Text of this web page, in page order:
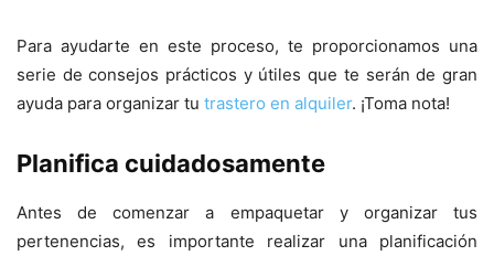
Para ayudarte en este proceso, te proporcionamos una
serie de consejos prácticos y útiles que te serán de gran
ayuda para organizar tu trastero en alquiler. ¡Toma nota!
Planifica cuidadosamente
Antes de comenzar a empaquetar y organizar tus
pertenencias, es importante realizar una planificación